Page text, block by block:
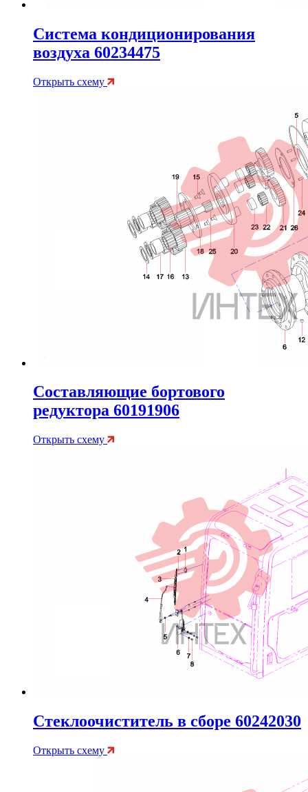
Система кондиционирования
воздуха 60234475
Открыть схему
Составляющие бортового
редуктора 60191906
Открыть схему
Стеклоочиститель в сборе 60242030
Открыть схему